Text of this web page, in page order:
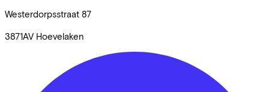
Westerdorpsstraat 87
3871AV Hoevelaken